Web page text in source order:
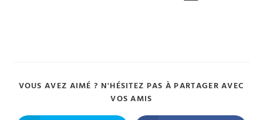
VOUS AVEZ AIMÉ ? N'HÉSITEZ PAS À PARTAGER AVEC
VOS AMIS